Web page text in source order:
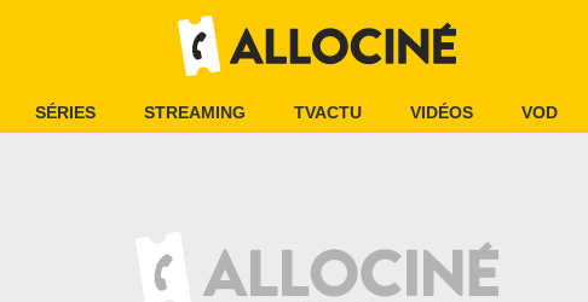
SÉRIES STREAMING TVACTU VIDÉOS VOD